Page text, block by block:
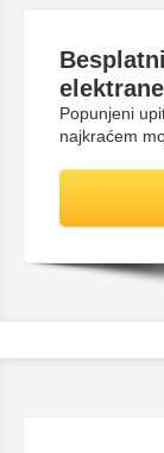
Besplatni
elektrane
Popunjeni
najkraćem